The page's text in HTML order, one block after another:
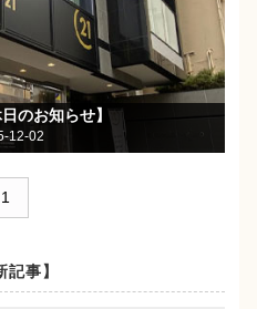
日のお知らせ】
12-02
1
記事】